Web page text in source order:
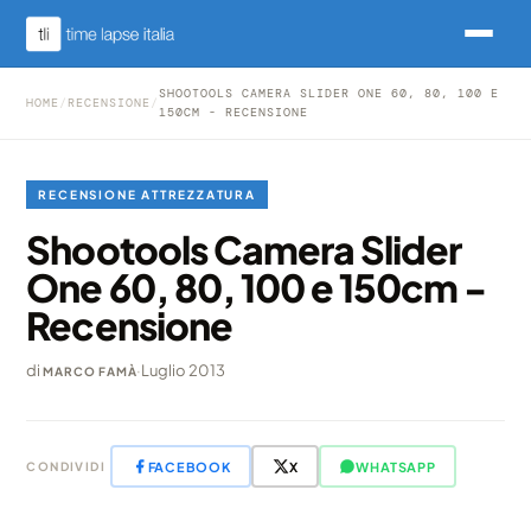
HOME / RECENSIONE /
SHOOTOOLS CAMERA SLIDER ONE 60, 80, 100 E
150CM - RECENSIONE
RECENSIONE ATTREZZATURA
Shootools Camera Slider
One 60, 80, 100 e 150cm -
Recensione
diMARCO FAMÀ·Luglio 2013
CONDIVIDI FACEBOOK X WHATSAPP